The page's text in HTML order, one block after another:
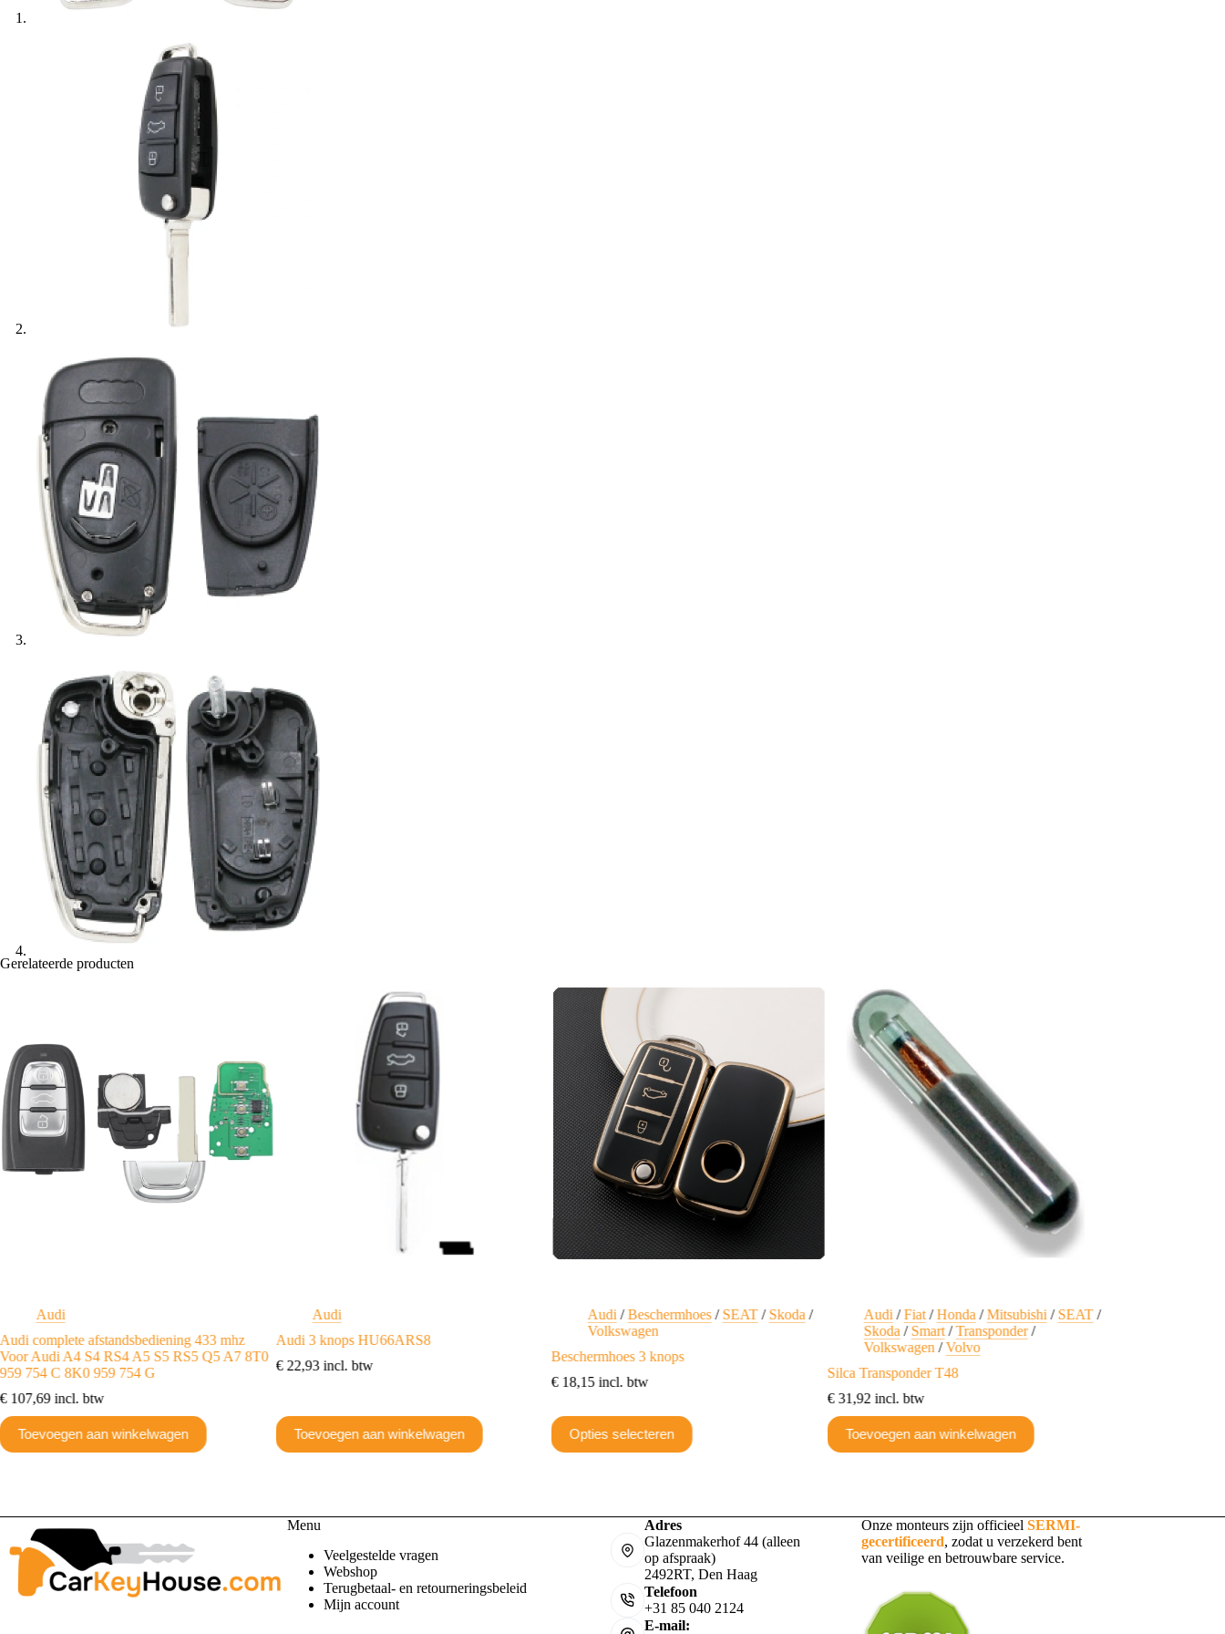
Gerelateerde producten
Audi
Audi complete afstandsbediening 433 mhz
Voor Audi A4 S4 RS4 A5 S5 RS5 Q5 A7 8T0
959 754 C 8K0 959 754 G
€ 107,69 incl. btw
Toevoegen aan winkelwagen
Audi
Audi 3 knops HU66ARS8
€22,93incl. btw
Toevoegen aan winkelwagen
Audi /Beschermhoes/SEAT/Skoda /
Volkswagen
Beschermhoes 3 knops
€18,15incl. btw
Opties selecteren
Dit
product
heeft
optie
Audi /Fiat/Honda /Mitsubishi /SEAT/
Skoda /Smart/Transponder/
Volkswagen /Volvo
Silca Transponder T48
€31,92 incl. btw
Toevoegen aan winkelwagen
Menu
Veelgestelde vragen
Webshop
Terugbetaal- en retourneringsbeleid
Mijn account
Adres
Glazenmakerhof 44 (alleen
op afspraak)
2492RT, Den Haag
Telefoon
+31 85 040 2124
E-mail:
Onze monteurs zijn officieel SERMI-
gecertificeerd, zodat u verzekerd bent
van veilige en betrouwbare service.